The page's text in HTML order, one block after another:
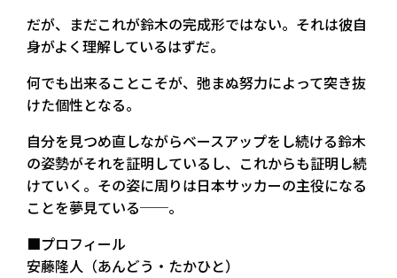
だが、まだこれが鈴木の完成形ではない。それは彼自
身がよく理解しているはずだ。
何でも出来ることこそが、弛まぬ努力によって突き抜
けた個性となる。
自分を見つめ直しながらベースアップをし続ける鈴木
の姿勢がそれを証明しているし、これからも証明し続
けていく。その姿に周りは日本サッカーの主役になる
ことを夢見ている──。
■プロフィール
安藤隆人（あんどう・たかひと）